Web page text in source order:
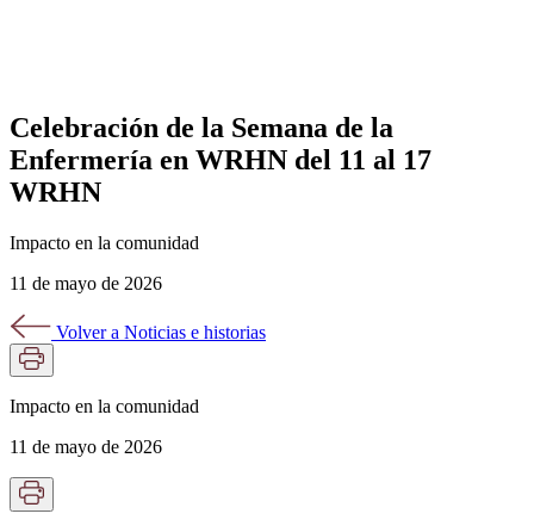
Celebración de la Semana de la
Enfermería en WRHN del 11 al 17
WRHN
Impacto en la comunidad
11 de mayo de 2026
Volver a Noticias e historias
Impacto en la comunidad
11 de mayo de 2026